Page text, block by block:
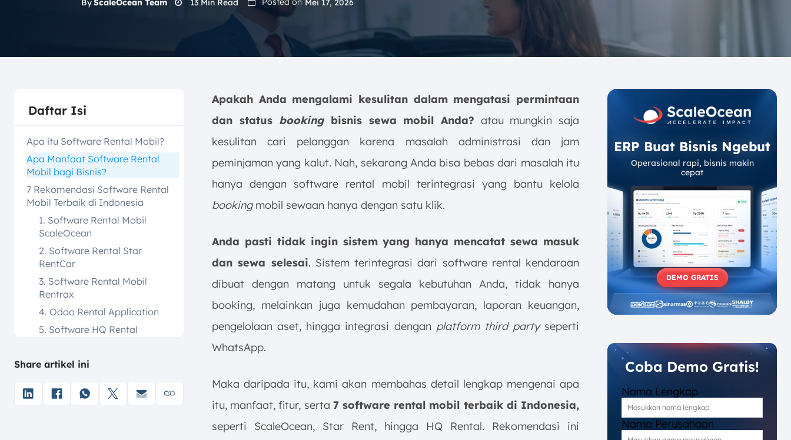
ByScaleOcean Team 13 Min Read Mei 17, 2026
Daftar Isi
Apa itu Software Rental Mobil?
Apa Manfaat Software Rental
Mobil bagi Bisnis?
7 Rekomendasi Software Rental
Mobil Terbaik di Indonesia
1. Software Rental Mobil
ScaleOcean
2. Software Rental Star
RentCar
3. Software Rental Mobil
Rentrax
4. Odoo Rental Application
5. Software HQ Rental
6. Sistem Rental Rentsyst
Apa Saja Fitur yang Wajib Dimiliki
Software Rental Mobil?
Share artikel ini
Apakah Anda mengalami kesulitan dalam mengatasi permintaan
dan status bookingbisnis sewa mobil Anda? atau mungkin saja
kesulitan cari pelanggan karena masalah administrasi dan jam
peminjaman yang kalut. Nah, sekarang Anda bisa bebas dari masalah itu
hanya dengan software rental mobil terintegrasi yang bantu kelola
bookingmobil sewaan hanya dengan satu klik.
Anda pasti tidak ingin sistem yang hanya mencatat sewa masuk
dan sewa selesai. Sistem terintegrasi dari software rental kendaraan
dibuat dengan matang untuk segala kebutuhan Anda, tidak hanya
booking, melainkan juga kemudahan pembayaran, laporan keuangan,
pengelolaan aset, hingga integrasi dengan platform third partyseperti
WhatsApp.
Maka daripada itu, kami akan membahas detail lengkap mengenai apa
itu, manfaat, fitur, serta 7 software rental mobil terbaik di Indonesia,
seperti ScaleOcean, Star Rent, hingga HQ Rental. Rekomendasi ini
ERP Buat Bisnis Ngebut
Operasional rapi, bisnis makin
cepat
DEMO GRATIS
Coba Demo Gratis!
Nama Lengkap
Nama Perusahaan